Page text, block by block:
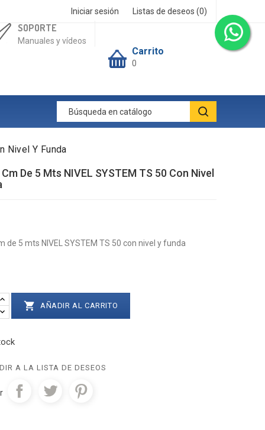
Iniciar sesión Listas de deseos (0)
Carrito
0
SOPORTE
Manuales y vídeos
Nivel Y Funda
De 5 Mts NIVEL SYSTEM TS 50 Con Nivel
de 5 mts NIVEL SYSTEM TS 50 con nivel y funda
 AÑADIR AL CARRITO
A LA LISTA DE DESEOS